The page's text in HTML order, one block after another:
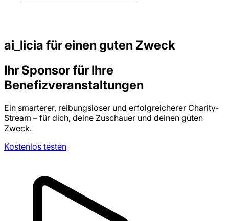
ai_licia für einen guten Zweck
Ihr Sponsor für Ihre
Benefizveranstaltungen
Ein smarterer, reibungsloser und erfolgreicherer Charity-
Stream – für dich, deine Zuschauer und deinen guten
Zweck.
Kostenlos testen